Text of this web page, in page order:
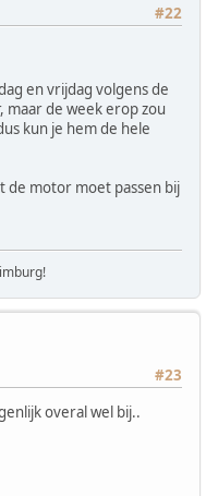
#22
en vrijdag volgens de
de week erop zou
kun je hem de hele
de motor moet passen bij
#23
overal wel bij..